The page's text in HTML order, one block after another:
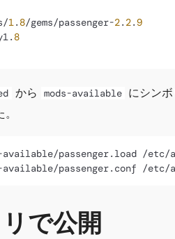
1. 8/gems/passenger-2. 2.9
8
から mods-available にシン
passenger.load /etc/
で公開